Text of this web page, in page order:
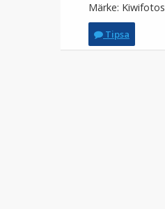
Märke: Kiwifotos
Tipsa